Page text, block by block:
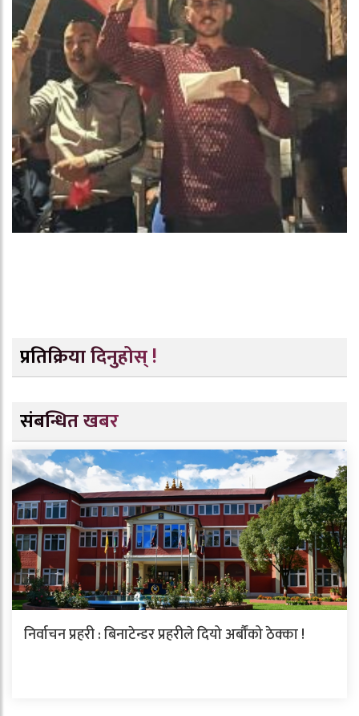
प्रतिक्रिया दिनुहोस् !
संबन्धित खबर
निर्वाचन प्रहरी : बिनाटेन्डर प्रहरीले दियो अर्बौंको ठेक्का !